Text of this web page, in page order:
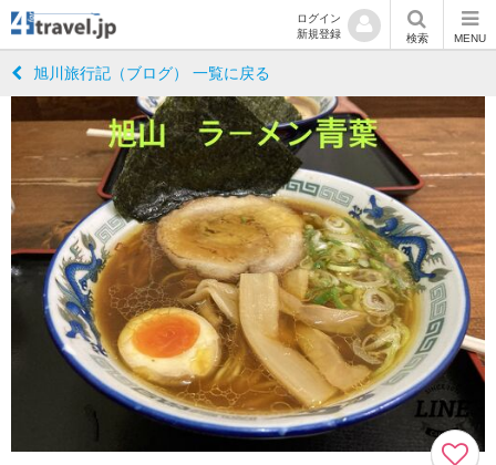
ログイン
新規登録
検索 MENU
旭川旅行記（ブログ） 一覧に戻る